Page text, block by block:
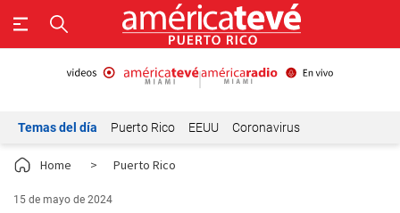
Temas del día Puerto Rico EEUU Coronavirus
Home > Puerto Rico
15 de mayo de 2024